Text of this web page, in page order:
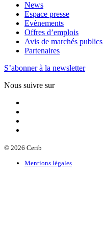
News
Espace presse
Evènements
Offres d’emplois
Avis de marchés publics
Partenaires
S’abonner à la newsletter
Nous suivre sur
© 2026 Cerib
Mentions légales